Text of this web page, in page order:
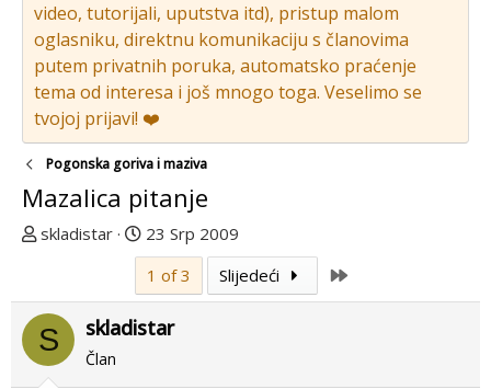
video, tutorijali, uputstva itd), pristup malom
oglasniku, direktnu komunikaciju s članovima
putem privatnih poruka, automatsko praćenje
tema od interesa i još mnogo toga. Veselimo se
tvojoj prijavi! ❤️
Pogonska goriva i maziva
Mazalica pitanje
T
u
p
o
skladistar
D
a
t
u
m
23 Srp 2009
1 of 3
Slijedeći
S skladistar
Član